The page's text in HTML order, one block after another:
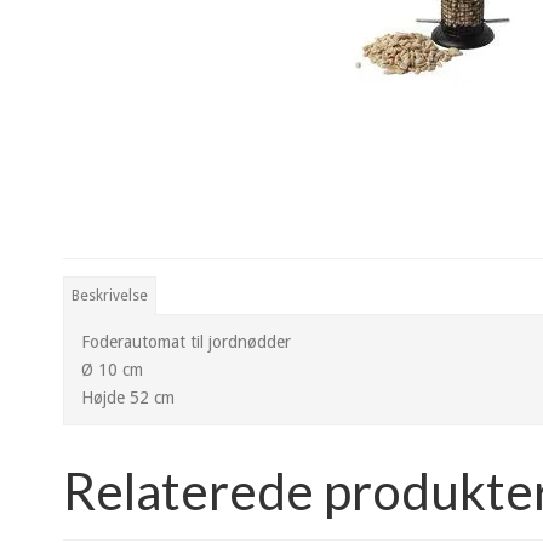
Beskrivelse
Foderautomat til jordnødder
Ø 10 cm
Højde 52 cm
Relaterede